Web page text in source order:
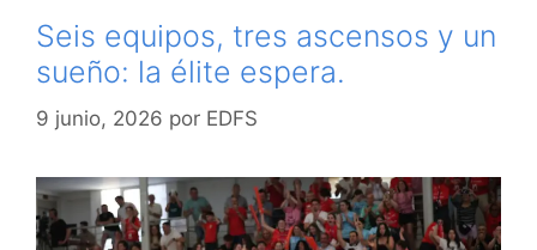
Seis equipos, tres ascensos y un
sueño: la élite espera.
9 junio, 2026 por EDFS